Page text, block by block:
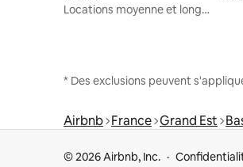
Locations moyenne et longue durée
* Des exclusions peuvent
Airbnb France Grand Est
© 2026 Airbnb, Inc.